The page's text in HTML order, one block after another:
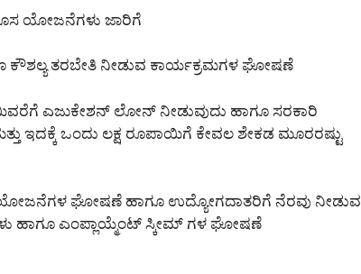
ಯೋಜನೆಗಳು ಜಾರಿಗೆ
ಕೌಶಲ್ಯ ತರಬೇತಿ ನೀಡುವ ಕಾರ್ಯಕ್ರಮಗಳ ಘೋಷಣೆ
ಎಜುಕೇಶನ್ ಲೋನ್ ನೀಡುವುದು ಹಾಗೂ ಸರಕಾರಿ
ಇದಕ್ಕೆ ಒಂದು ಲಕ್ಷ ರೂಪಾಯಿಗೆ ಕೇವಲ ಶೇಕಡ ಮೂರರಷ್ಟು
ಘೋಷಣೆ ಹಾಗೂ ಉದ್ಯೋಗದಾತರಿಗೆ ನೆರವು ನೀಡುವ
ಎಂಪ್ಲಾಯ್ಮೆಂಟ್ ಸ್ಕೀಮ್ ಗಳ ಘೋಷಣೆ